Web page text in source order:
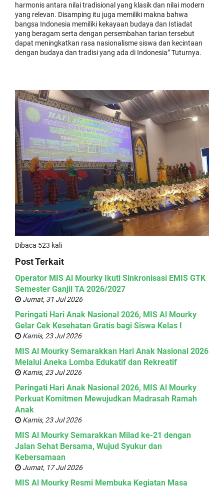
harmonis antara nilai tradisional yang klasik dan nilai modern
yang relevan. Disamping itu juga memiliki makna bahwa
bangsa Indonesia memiliki kekayaan budaya dan Istiadat
yang beragam serta dengan persembahan tarian tersebut
dapat meningkatkan rasa nasionalisme siswa dan kecintaan
dengan budaya dan tradisi yang ada di Indonesia” Tuturnya.
Dibaca 523 kali
Post Terkait
Operator MIS Al Mourky Ikuti Sinkronisasi EMIS GTK
Semester Ganjil TA 2026/2027
Jumat, 31 Jul 2026
Peringati Hari Anak Nasional 2026, MIS Al Mourky
Gelar Cek Kesehatan Gratis bagi Siswa Kelas I
Kamis, 23 Jul 2026
MIS Al Mourky Semarakkan Hari Anak Nasional 2026
Melalui Aneka Lomba Edukatif dan Rekreatif
Kamis, 23 Jul 2026
Peringati Hari Anak Nasional 2026, MIS Al Mourky
Perkuat Komitmen Mewujudkan Madrasah Ramah
Anak
Kamis, 23 Jul 2026
MIS Al Mourky Semarakkan Milad ke-21 dengan
Jalan Sehat Bersama, Wujud Syukur dan
Kebersamaan
Jumat, 17 Jul 2026
MIS Al Mourky Resmi Membuka Kegiatan Masa